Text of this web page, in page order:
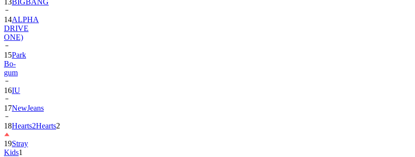
13BIGBANG
14ALPHA
DRIVE
ONE)
15Park
Bo-
gum
16IU
17NewJeans
18Hearts2Hearts2
19Stray
Kids1